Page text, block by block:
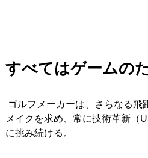
すべてはゲームの
ゴルフメーカーは、さらなる飛
メイクを求め、常に技術革新（
に挑み続ける。